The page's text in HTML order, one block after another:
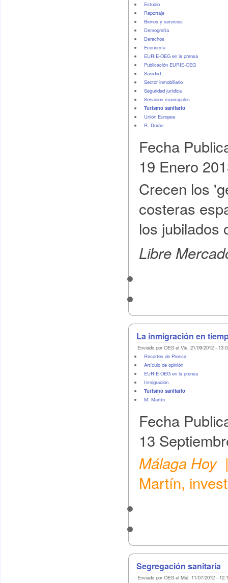
Estudio
Reportaje
Bienes y servicios
Demografí­a
Derechos
Economí­a
EURIE-OEG en la prensa
Publicación EURIE-OEG
Sanidad
Sector inmobiliario
Seguridad jurídica
Servicios municipales
Turismo sanitario
Unión Europea
R. Durán
Fecha
19 Enero
Crecen los
costeras
los jubilados
Libre
La inmigración en
Enviado por OEG el Vie, 21/09/2012 -
Recortes de Prensa
Artículo de opinión
EURIE-OEG en la prensa
Inmigración
Turismo sanitario
M. Martín
Fecha
13
Málaga Hoy
Martín,
Segregación sanitaria
Enviado por OEG el Mié, 11/07/2012 -